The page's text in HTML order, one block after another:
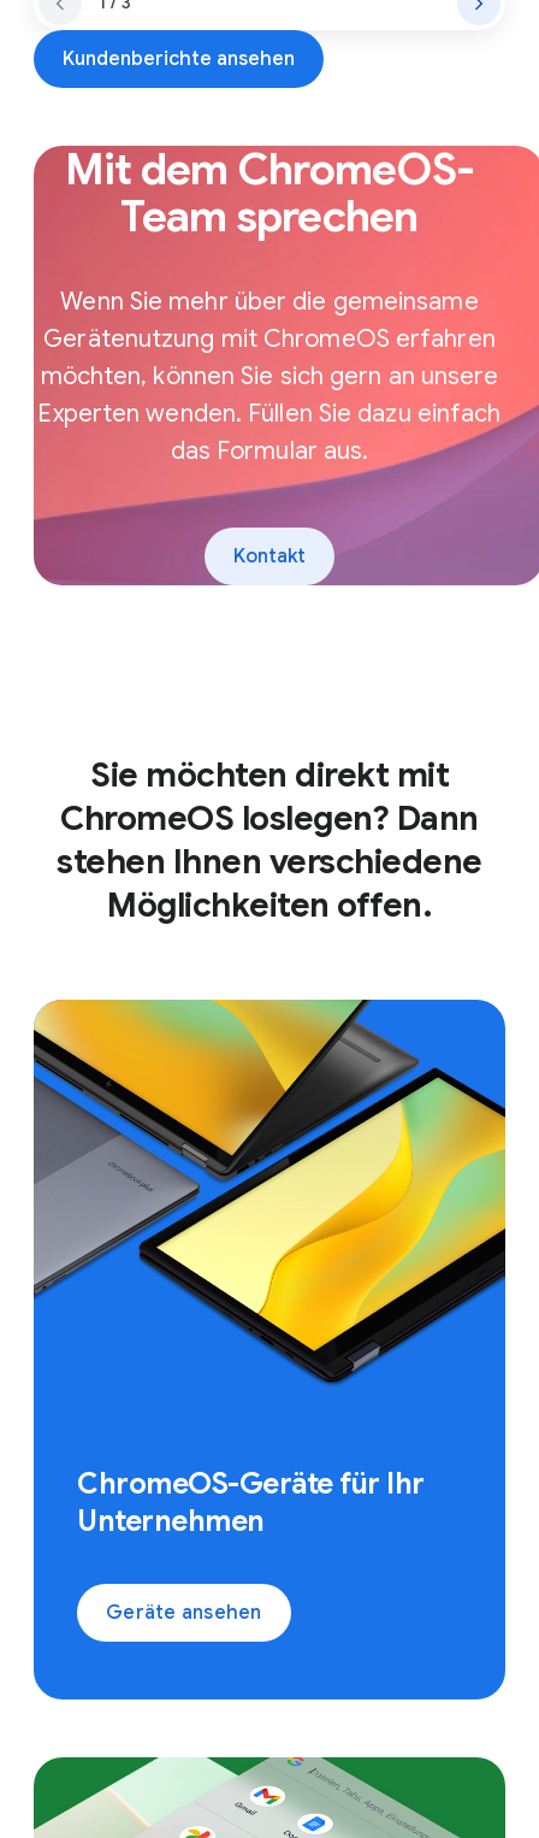
Kundenberichte ansehen
Mit dem ChromeOS-
Team sprechen
Wenn Sie mehr über die gemeinsame
Gerätenutzung mit ChromeOS erfahren
möchten, können Sie sich gern an unsere
Experten wenden. Füllen Sie dazu einfach
das Formular aus.
Kontakt
Sie möchten direkt mit
ChromeOS loslegen? Dann
stehen Ihnen verschiedene
Möglichkeiten offen.
ChromeOS-Geräte für Ihr
Unternehmen
Geräte ansehen